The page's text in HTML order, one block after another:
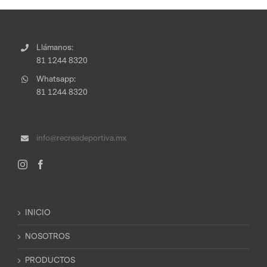
Llámanos:
81 1244 8320
Whatsapp:
81 1244 8320
info@recreadeportiva.mx
INICIO
NOSOTROS
PRODUCTOS